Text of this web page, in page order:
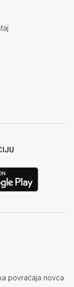
povraćaja novca